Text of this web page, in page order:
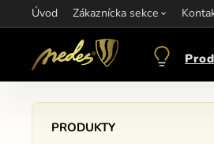
Úvod Zákaznícka sekce
Informace:objednavkacz@nedes.sk
PRODUKTY